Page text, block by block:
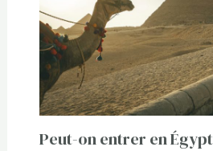
Peut-on entrer en